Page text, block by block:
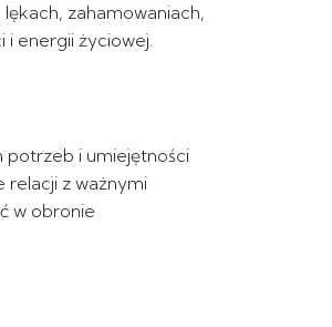
zahamowaniach,
i energii życiowej.
potrzeb i umiejętności
relacji z ważnymi
w obronie